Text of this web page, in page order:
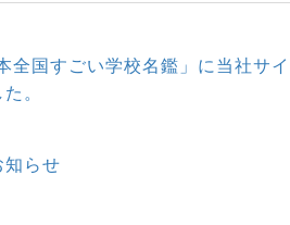
全国すごい学校名鑑」に当社サイ
。
知らせ